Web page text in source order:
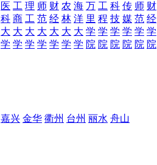
医
科
大
学
工
商
大
学
理
工
大
学
师
范
大
学
财
经
大
学
农
林
大
学
海
洋
大
学
万
里
学
院
工
程
学
院
科
技
学
院
传
媒
学
院
师
范
学
院
财
经
学
院
嘉兴 金华 衢州 台州 丽水 舟山